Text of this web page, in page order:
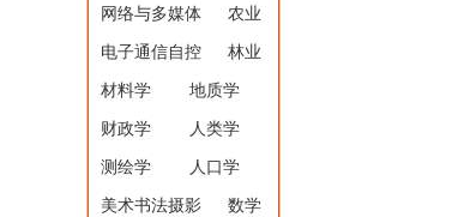
网络与多媒体 农业
电子通信自控 林业
材料学 地质学
财政学 人类学
测绘学 人口学
美术书法摄影 数学